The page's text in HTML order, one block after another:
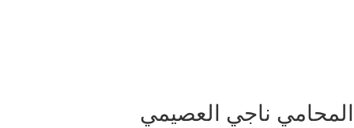
ناجي العصيمي